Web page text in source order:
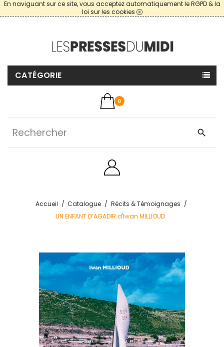
En naviguant sur ce site, vous acceptez automatiquement le RGPD & la
loi sur les cookies
CATÉGORIE
0
search
Accueil Catalogue
Récits & Témoignages
UN ENFANT D’AGADIR d'Iwan MILLIOUD